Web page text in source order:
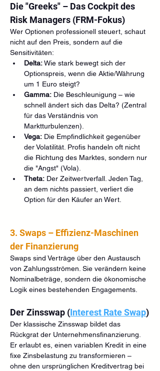
Die "Greeks" – Das Cockpit des
Risk Managers (FRM-Fokus)
Wer Optionen professionell steuert, schaut
nicht auf den Preis, sondern auf die
Sensitivitäten:
Delta: Wie stark bewegt sich der
Optionspreis, wenn die Aktie/Währung
um 1 Euro steigt?
Gamma: Die Beschleunigung – wie
schnell ändert sich das Delta? (Zentral
für das Verständnis von
Marktturbulenzen).
Vega: Die Empfindlichkeit gegenüber
der Volatilität. Profis handeln oft nicht
die Richtung des Marktes, sondern nur
die "Angst" (Vola).
Theta: Der Zeitwertverfall. Jeden Tag,
an dem nichts passiert, verliert die
Option für den Käufer an Wert.
3. Swaps – Effizienz-Maschinen
der Finanzierung
Swaps sind Verträge über den Austausch
von Zahlungsströmen. Sie verändern keine
Nominalbeträge, sondern die ökonomische
Logik eines bestehenden Engagements.
Der Zinsswap (Interest Rate Swap)
Der klassische Zinsswap bildet das
Rückgrat der Unternehmensfinanzierung.
Er erlaubt es, einen variablen Kredit in eine
fixe Zinsbelastung zu transformieren –
ohne den ursprünglichen Kreditvertrag bei